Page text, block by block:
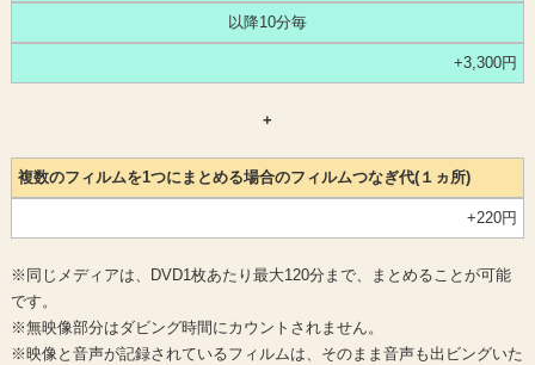
以降10分毎
+3,300円
+
複数のフィルムを1つにまとめる場合のフィルムつなぎ代(１ヵ所)
+220円
※同じメディアは、DVD1枚あたり最大120分まで、まとめることが可能
です。
※無映像部分はダビング時間にカウントされません。
※映像と音声が記録されているフィルムは、そのまま音声も出ビングいた